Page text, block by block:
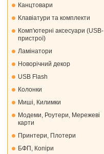
Канцтовари
Клавіатури та комплекти
Комп'ютерні аксесуари (USB-
пристрої)
Ламінатори
Новорічний декор
USB Flash
Колонки
Миші, Килимки
Модеми, Роутери, Мережеві
карти
Принтери, Плотери
БФП, Копіри